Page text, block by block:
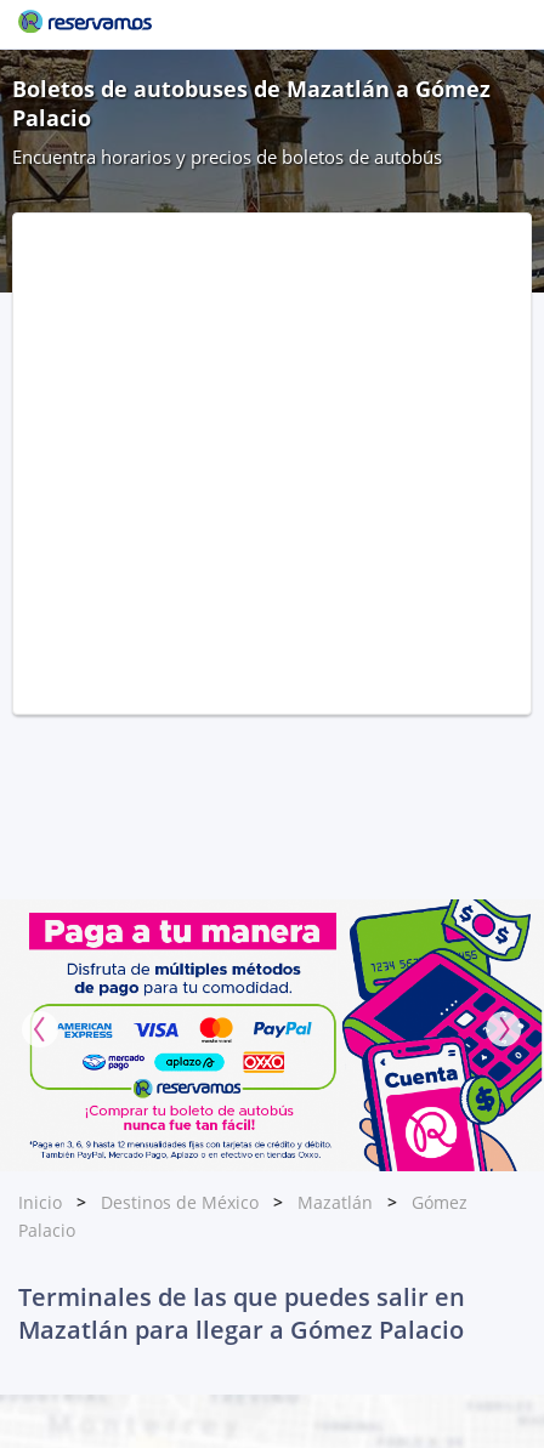
Boletos de autobuses de Mazatlán a Gómez
Palacio
Encuentra horarios y precios de boletos de autobús
Inicio Destinos de México Mazatlán
Gómez
Palacio
Terminales de las que puedes salir en
Mazatlán para llegar a Gómez Palacio